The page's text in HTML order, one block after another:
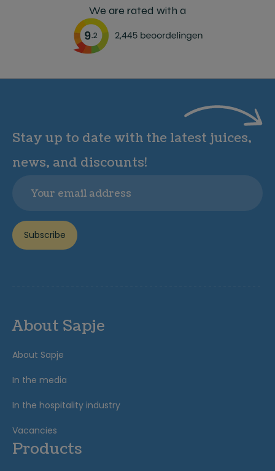
We are rated with a
Stay up to date with the latest juices,
news, and discounts!
Subscribe
About Sapje
About Sapje
In the media
In the hospitality industry
Vacancies
Products